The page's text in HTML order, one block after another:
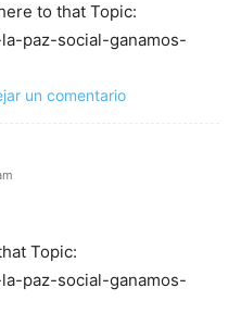
to that Topic:
paz-social-ganamos-
un comentario
Topic:
paz-social-ganamos-